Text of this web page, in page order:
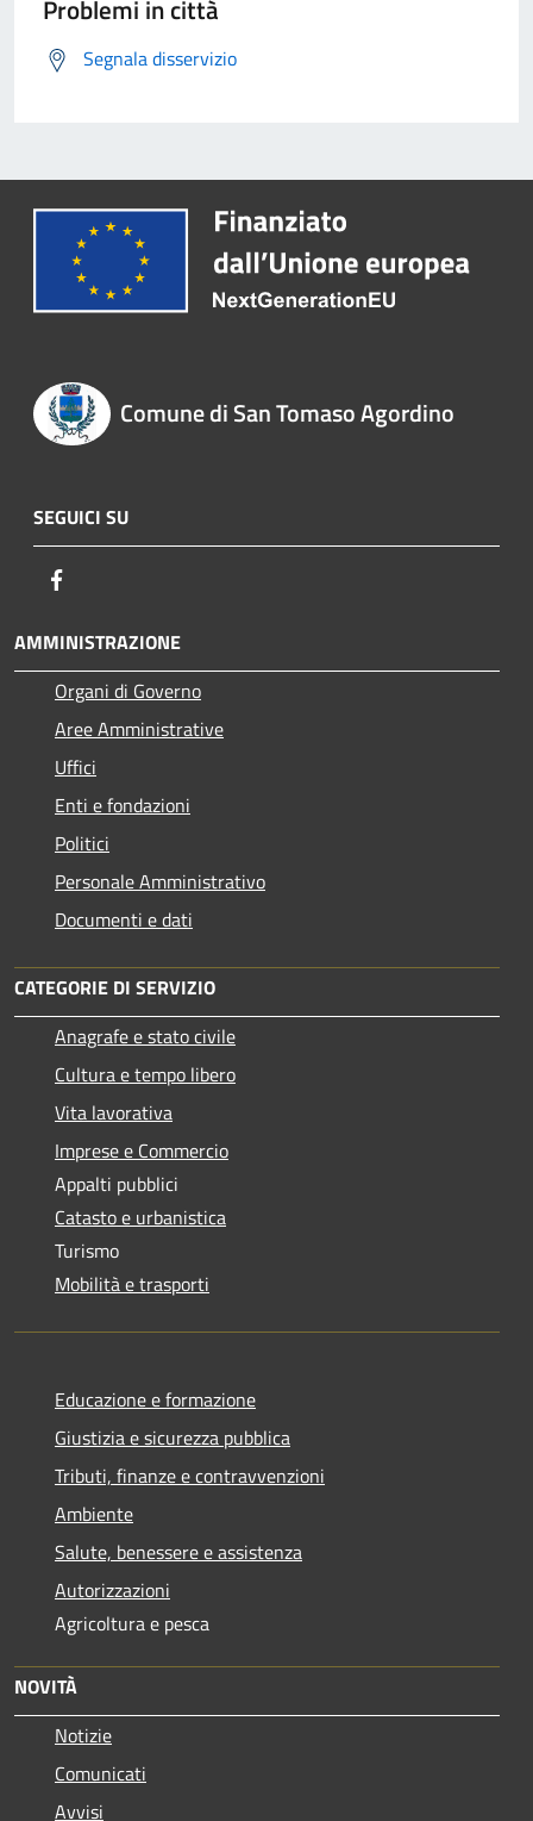
Problemi in città
Segnala disservizio
Comune di San Tomaso Agordino
SEGUICI SU
AMMINISTRAZIONE
Organi di Governo
Aree Amministrative
Uffici
Enti e fondazioni
Politici
Personale Amministrativo
Documenti e dati
CATEGORIE DI SERVIZIO
Anagrafe e stato civile
Cultura e tempo libero
Vita lavorativa
Imprese e Commercio
Appalti pubblici
Catasto e urbanistica
Turismo
Mobilità e trasporti
Educazione e formazione
Giustizia e sicurezza pubblica
Tributi, finanze e contravvenzioni
Ambiente
Salute, benessere e assistenza
Autorizzazioni
Agricoltura e pesca
NOVITÀ
Notizie
Comunicati
Avvisi